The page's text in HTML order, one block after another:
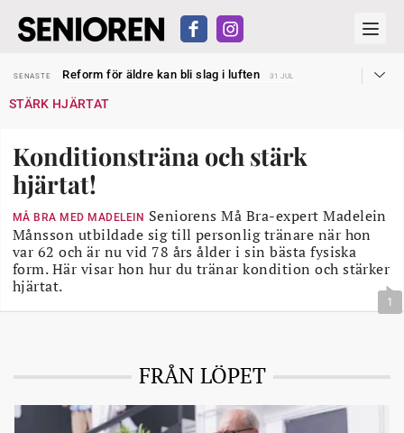
SENASTE
Reform för äldre kan bli slag i luften
31 JUL
SENASTE
Dom öppnar för rätt till garantipension
SENASTE
Liten höjning av garantipensionen
27 JUL
SENASTE
Sven Hagströmer sommarpratar
26 JUL
SENASTE
Reform för äldre kan bli slag i luften
STÄRK HJÄRTAT
Konditionsträna och stärk
hjärtat!
MÅ BRA MED MADELEIN Seniorens Må Bra-expert Madelein
Månsson utbildade sig till personlig tränare när hon
var 62 och är nu vid 78 års ålder i sin bästa fysiska
form. Här visar hon hur du tränar kondition och stärker
hjärtat.
1
FRÅN LÖPET